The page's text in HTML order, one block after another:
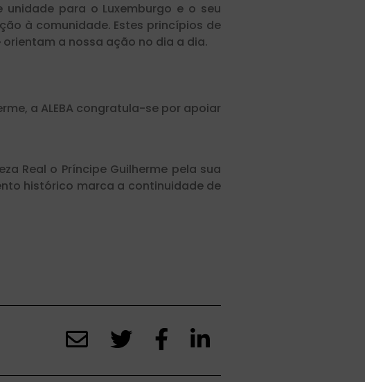
para o Luxemburgo e o seu
à comunidade. Estes princípios de
a nossa ação no dia a dia.
a ALEBA congratula-se por apoiar
Real o Príncipe Guilherme pela sua
histórico marca a continuidade de